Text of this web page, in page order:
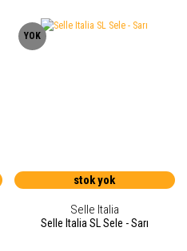
YOK
stok yok
Selle Italia
Selle Italia SL Sele - Sarı